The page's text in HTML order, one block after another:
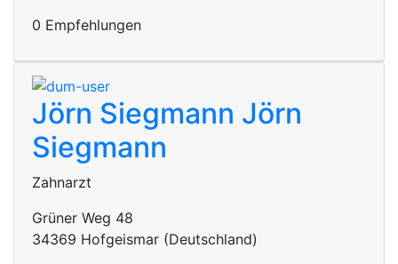
0 Empfehlungen
Jörn Siegmann Jörn
Siegmann
Zahnarzt
Grüner Weg 48
34369 Hofgeismar (Deutschland)